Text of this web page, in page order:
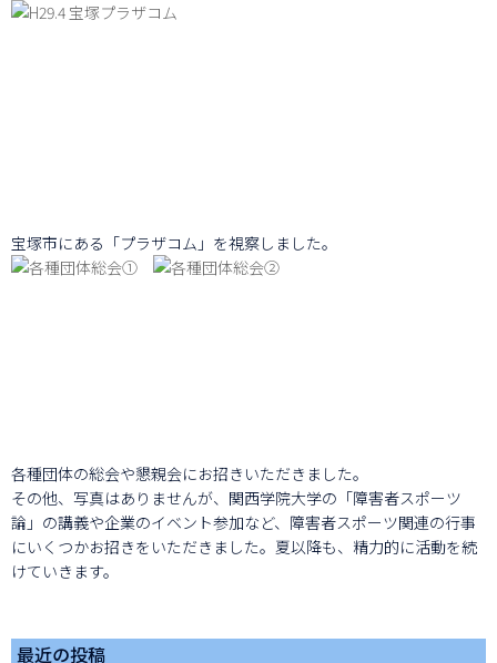
宝塚市にある「プラザコム」を視察しました。
各種団体の総会や懇親会にお招きいただきました。
その他、写真はありませんが、関西学院大学の「障害者スポーツ
論」の講義や企業のイベント参加など、障害者スポーツ関連の行事
にいくつかお招きをいただきました。夏以降も、精力的に活動を続
けていきます。
最近の投稿